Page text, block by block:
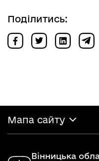
Поділитись:
Мапа сайту
Вінницька